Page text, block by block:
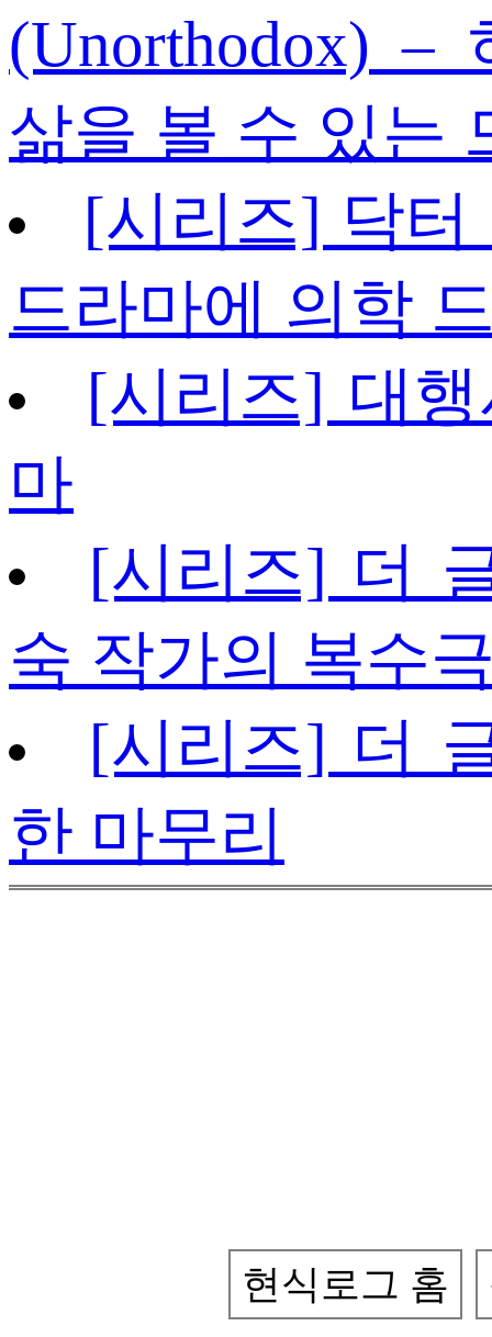
(Unorthodox) –
삶을 볼 수 있는
[시리즈] 닥터
드라마에 의학
[시리즈] 대
마
[시리즈] 더
숙 작가의 복수
[시리즈] 더
한 마무리
현식로그 홈